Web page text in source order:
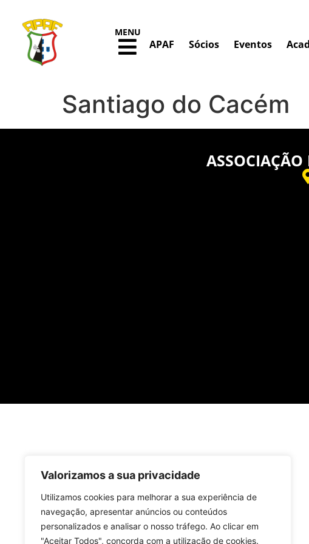
Valorizamos a sua privacidade
Utilizamos cookies para melhorar a sua experiência de
navegação, apresentar anúncios ou conteúdos
personalizados e analisar o nosso tráfego. Ao clicar em
"Aceitar Todos", concorda com a utilização de cookies.
MENU
APAF Sócios Eventos
Santiago do Cacém